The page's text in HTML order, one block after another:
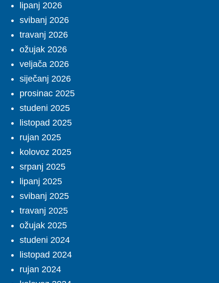
lipanj 2026
svibanj 2026
travanj 2026
ožujak 2026
veljača 2026
siječanj 2026
prosinac 2025
studeni 2025
listopad 2025
rujan 2025
kolovoz 2025
srpanj 2025
lipanj 2025
svibanj 2025
travanj 2025
ožujak 2025
studeni 2024
listopad 2024
rujan 2024